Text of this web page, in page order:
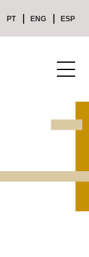
PT ENG ESP